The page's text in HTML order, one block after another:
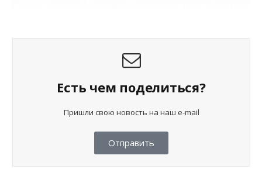
Есть чем поделиться?
Пришли свою новость на наш e-mail
Отправить